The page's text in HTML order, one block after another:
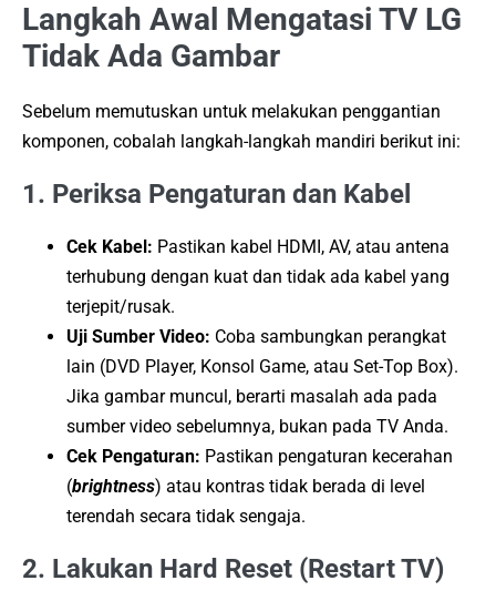
Langkah Awal Mengatasi TV LG
Tidak Ada Gambar
Sebelum memutuskan untuk melakukan penggantian
komponen, cobalah langkah-langkah mandiri berikut ini:
1. Periksa Pengaturan dan Kabel
Cek Kabel: Pastikan kabel HDMI, AV, atau antena
terhubung dengan kuat dan tidak ada kabel yang
terjepit/rusak.
Uji Sumber Video: Coba sambungkan perangkat
lain (DVD Player, Konsol Game, atau Set-Top Box).
Jika gambar muncul, berarti masalah ada pada
sumber video sebelumnya, bukan pada TV Anda.
Cek Pengaturan: Pastikan pengaturan kecerahan
(brightness) atau kontras tidak berada di level
terendah secara tidak sengaja.
2. Lakukan Hard Reset (Restart TV)